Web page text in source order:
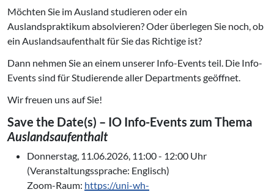
Möchten Sie im Ausland studieren oder ein
Auslandspraktikum absolvieren? Oder überlegen Sie noch, ob
ein Auslandsaufenthalt für Sie das Richtige ist?
Dann nehmen Sie an einem unserer Info-Events teil. Die Info-
Events sind für Studierende aller Departments geöffnet.
Wir freuen uns auf Sie!
Save the Date(s) – IO Info-Events zum Thema
Auslandsaufenthalt
Donnerstag, 11.06.2026, 11:00 - 12:00 Uhr
(Veranstaltungssprache: Englisch)
Zoom-Raum: https://uni-wh-